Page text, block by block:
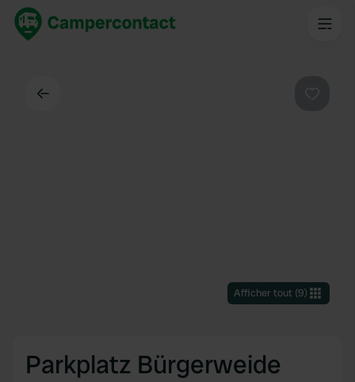
Afficher tout(9)
Parkplatz Bürgerweide